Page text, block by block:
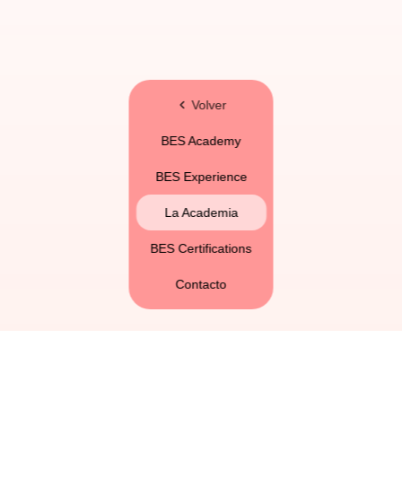
Volver
BES Academy
BES Experience
La Academia
BES Certifications
Contacto